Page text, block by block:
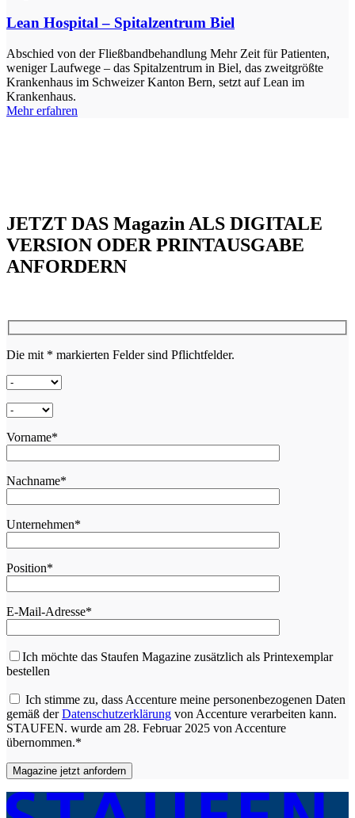
Lean Hospital – Spitalzentrum Biel
Abschied von der Fließbandbehandlung Mehr Zeit für Patienten,
weniger Laufwege – das Spitalzentrum in Biel, das zweitgrößte
Krankenhaus im Schweizer Kanton Bern, setzt auf Lean im
Krankenhaus.
Mehr erfahren
JETZT DAS Magazin ALS DIGITALE
VERSION ODER PRINTAUSGABE
ANFORDERN
Die mit * markierten Felder sind Pflichtfelder.
Vorname*
Nachname*
Unternehmen*
Position*
E-Mail-Adresse*
Ich möchte das Staufen Magazine zusätzlich als Printexemplar
bestellen
Ich stimme zu, dass Accenture meine personenbezogenen Daten
gemäß derDatenschutzerklärung von Accenture verarbeiten kann.
STAUFEN. wurde am 28. Februar 2025 von Accenture
übernommen.*